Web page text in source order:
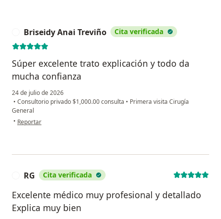
Briseidy Anai Treviño Cita verificada
Súper excelente trato explicación y todo da
mucha confianza
24 de julio de 2026
• Consultorio privado $1,000.00 consulta • Primera visita Cirugía
General
• en opinión del usuario Briseidy Anai Treviño
Reportar
RG Cita verificada
Excelente médico muy profesional y detallado
Explica muy bien